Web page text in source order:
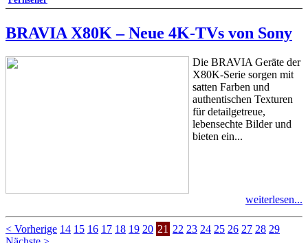
BRAVIA X80K – Neue 4K-TVs von Sony
Die BRAVIA Geräte der
X80K-Serie sorgen mit
satten Farben und
authentischen Texturen
für detailgetreue,
lebensechte Bilder und
bieten ein...
weiterlesen...
< Vorherige 14 15 16 17 18 19 20 21 22 23 24 25 26 27 28 29